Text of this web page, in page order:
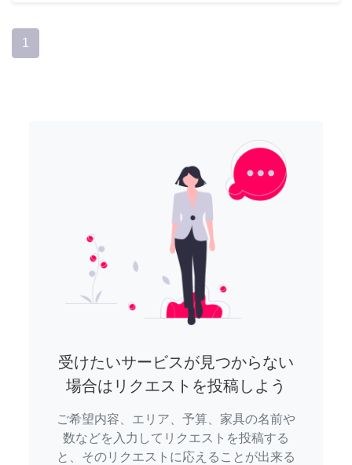
1
受けたいサービスが見つからない
場合はリクエストを投稿しよう
ご希望内容、エリア、予算、家具の名前や
数などを入力してリクエストを投稿する
と、そのリクエストに応えることが出来る